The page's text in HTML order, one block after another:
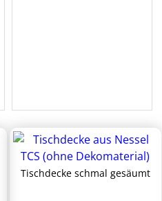
Tischdecke schmal gesäumt